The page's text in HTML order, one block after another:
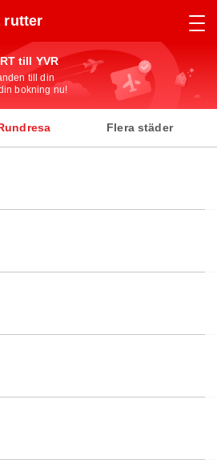
rutter
till YVR
till din
bokning nu!
Flera städer